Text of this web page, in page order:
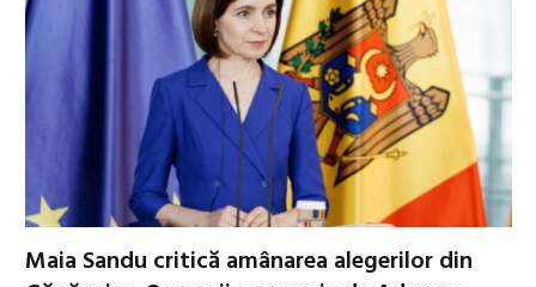
Maia Sandu critică amânarea alegerilor din